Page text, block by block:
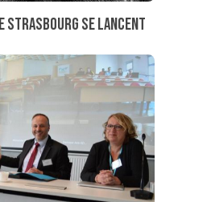
Strasbourg se lancent